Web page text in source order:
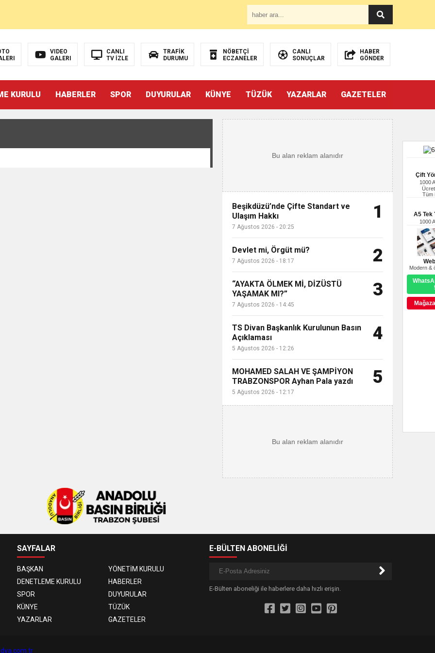
Çift
1000
Tüm
A5 Tek
1000
Modern &
YAŞAMAK MI?”
Basın Açıklaması
VIDEO
GALERI
CANLI
TV İZLE
TRAFİK
DURUMU
NÖBETÇİ
ECZANELER
CANLI
SONUÇLAR
HABER
GÖNDER
KURULU HABERLER SPOR DUYURULAR KÜNYE TÜZÜK YAZARLAR GAZETELER
Beşikdüzü’nde Çifte Standart ve
Ulaşım Hakkı
7 Ağustos 2026 - 20:25
1
Devlet mi, Örgüt mü?
7 Ağustos 2026 - 18:17 2
“AYAKTA ÖLMEK Mİ, DİZÜSTÜ
YAŞAMAK MI?”
7 Ağustos 2026 - 14:45
3
TS Divan Başkanlık Kurulunun Basın
Açıklaması
5 Ağustos 2026 - 12:26
4
MOHAMED SALAH VE ŞAMPİYON
TRABZONSPOR Ayhan Pala yazdı
5 Ağustos 2026 - 12:17
5
SAYFALAR
BAŞKAN
YÖNETİM KURULU
DENETLEME KURULU
HABERLER
SPOR
DUYURULAR
KÜNYE
TÜZÜK
YAZARLAR
GAZETELER
E-BÜLTEN ABONELİĞİ
E-Bülten aboneliği ile haberlere daha hızlı erişin.